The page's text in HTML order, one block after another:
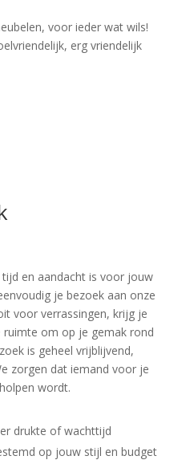
voor ieder wat wils!
erg vriendelijk
en aandacht is voor jouw
je bezoek aan onze
voor verrassingen, krijg je
ruimte om op je gemak rond
is geheel vrijblijvend,
zorgen dat iemand voor je
wordt.
drukte of wachttijd
op jouw stijl en budget